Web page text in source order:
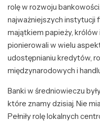
rolę w rozwoju
najważniejszych instytucji
majątkiem papieży,
pionierowali w wielu
udostępnianiu kredytów,
międzynarodowych i
Banki w średniowieczu
które znamy dzisiaj. Nie
Pełniły rolę lokalnych